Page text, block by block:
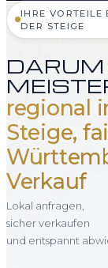
IHRE VORTEILE
DER STEIGE
regional
Steige,
Verkauf
Lokal anfragen,
sicher verkaufen
und entspannt